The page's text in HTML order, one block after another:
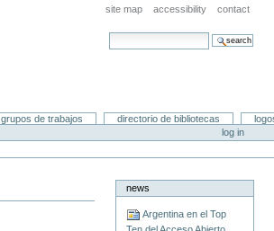
site map accessibility contact
search site
grupos de trabajos directorio de bibliotecas
log in
news
Argentina en el Top